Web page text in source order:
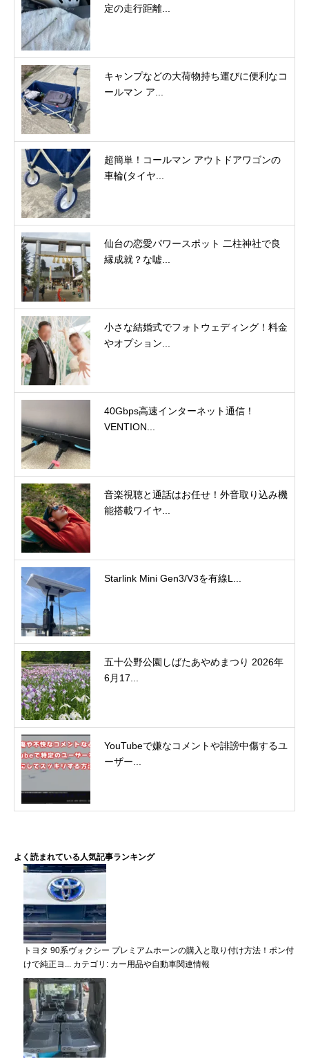
定の走行距離...
キャンプなどの大荷物持ち運びに便利なコ
ールマン ア...
超簡単！コールマン アウトドアワゴンの
車輪(タイヤ...
仙台の恋愛パワースポット 二柱神社で良
縁成就？な嘘...
小さな結婚式でフォトウェディング！料金
やオプション...
40Gbps高速インターネット通信！
VENTION...
音楽視聴と通話はお任せ！外音取り込み機
能搭載ワイヤ...
Starlink Mini Gen3/V3を有線L...
五十公野公園しばたあやめまつり 2026年
6月17...
YouTubeで嫌なコメントや誹謗中傷するユ
ーザー...
よく読まれている人気記事ランキング
トヨタ 90系ヴォクシー プレミアムホーンの購入と取り付け方法！ポン付
けで純正ヨ... カテゴリ: カー用品や自動車関連情報
10号玉の部